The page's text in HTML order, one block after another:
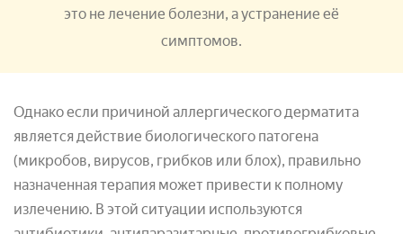
это не лечение болезни, а устранение её
симптомов.
Однако если причиной аллергического дерматита
является действие биологического патогена
(микробов, вирусов, грибков или блох), правильно
назначенная терапия может привести к полному
излечению. В этой ситуации используются